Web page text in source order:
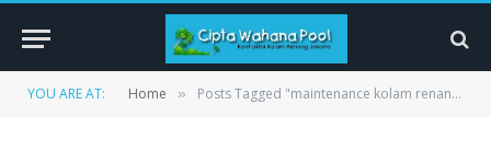
YOU ARE AT: Home » Posts Tagged "maintenance kolam renang bogor"